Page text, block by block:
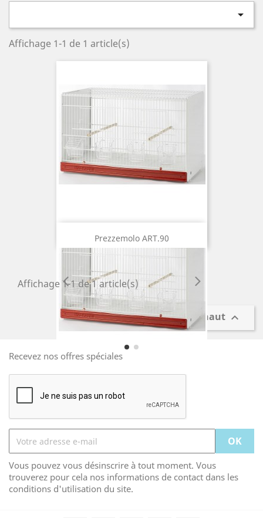

Affichage 1-1 de 1 article(s)
Prezzemolo ART.90
Affichage 1-1 de 1 article(s)
Retour en haut 
Recevez nos offres spéciales
Vous pouvez vous désinscrire à tout moment. Vous
trouverez pour cela nos informations de contact dans les
conditions d'utilisation du site.